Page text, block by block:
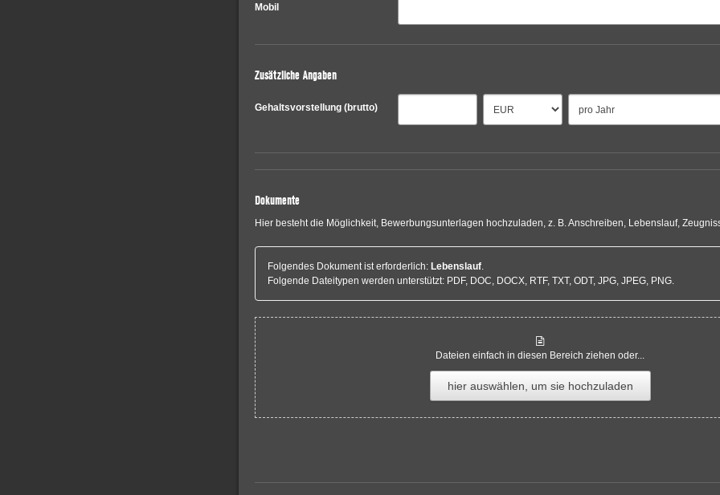
Mobil
Zusätzliche Angaben
Gehaltsvorstellung (brutto)
Dokumente
Hier besteht die Möglichkeit, Bewerbungsunterlagen hochzuladen, z. B. Anschreiben, Lebenslauf,
Folgendes Dokument ist erforderlich: Lebenslauf.
Folgende Dateitypen werden unterstützt: PDF, DOC, DOCX, RTF, TXT, ODT, JPG, JPEG, PNG.
Dateien einfach in diesen Bereich ziehen oder...
hier auswählen, um sie hochzuladen